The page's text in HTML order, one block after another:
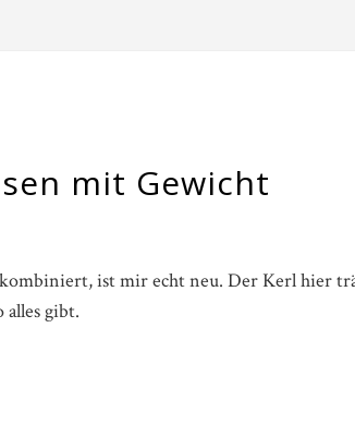
mit Gewicht
kombiniert, ist mir echt neu. Der Kerl hier
alles gibt.